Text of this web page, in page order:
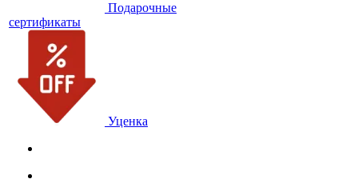
Подарочные
сертификаты
Уценка